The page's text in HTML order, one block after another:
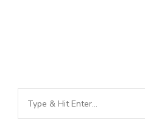
Looking
for